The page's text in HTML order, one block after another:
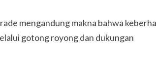
mengandung makna bahwa
gotong royong dan dukungan